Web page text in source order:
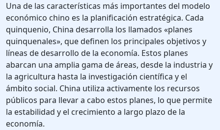
Una de las características más importantes del modelo
económico chino es la planificación estratégica. Cada
quinquenio, China desarrolla los llamados «planes
quinquenales», que definen los principales objetivos y
líneas de desarrollo de la economía. Estos planes
abarcan una amplia gama de áreas, desde la industria y
la agricultura hasta la investigación científica y el
ámbito social. China utiliza activamente los recursos
públicos para llevar a cabo estos planes, lo que permite
la estabilidad y el crecimiento a largo plazo de la
economía.